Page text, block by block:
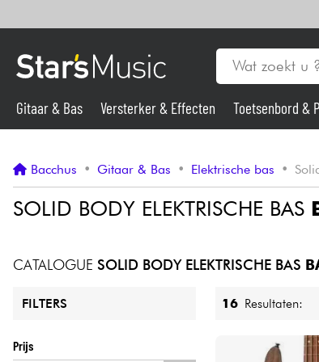
Synths & samplers
Gitaar & Bas Versterker & Effecten Toetsenbord &
Bacchus • Gitaar & Bas • Elektrische bas •
SOLID BODY ELEKTRISCHE BAS
CATALOGUE SOLID BODY ELEKTRISCHE BAS
FILTERS
Prijs
16 Resultaten: